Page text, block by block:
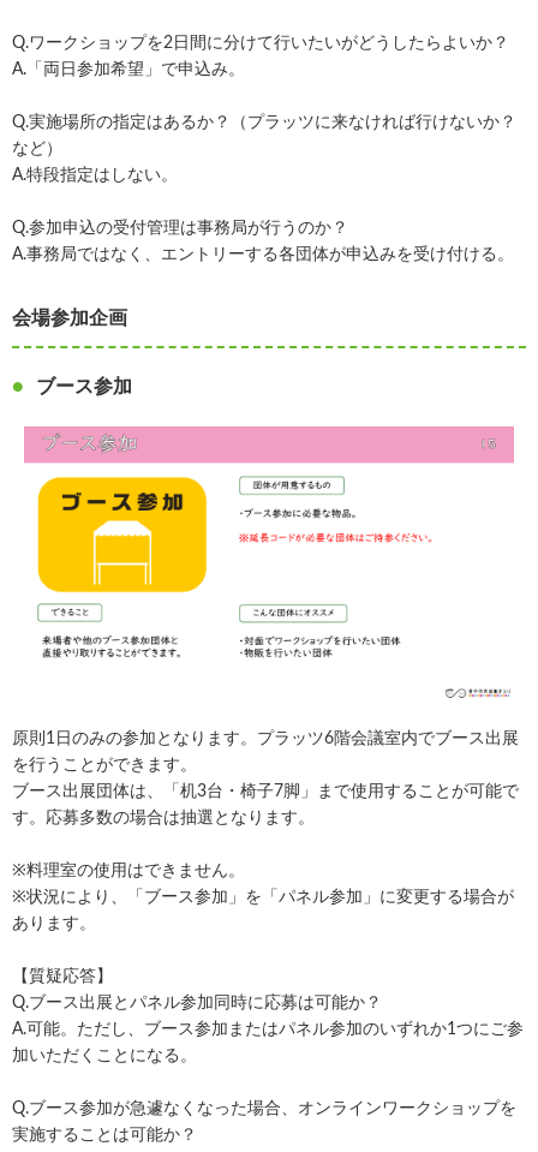
Q.ワークショップを2日間に分けて行いたいがどうしたらよいか？
A.「両日参加希望」で申込み。
Q.実施場所の指定はあるか？（プラッツに来なければ行けないか？
など）
A.特段指定はしない。
Q.参加申込の受付管理は事務局が行うのか？
A.事務局ではなく、エントリーする各団体が申込みを受け付ける。
会場参加企画
ブース参加
原則1日のみの参加となります。プラッツ6階会議室内でブース出展
を行うことができます。
ブース出展団体は、「机3台・椅子7脚」まで使用することが可能で
す。応募多数の場合は抽選となります。
※料理室の使用はできません。
※状況により、「ブース参加」を「パネル参加」に変更する場合が
あります。
【質疑応答】
Q.ブース出展とパネル参加同時に応募は可能か？
A.可能。ただし、ブース参加またはパネル参加のいずれか1つにご参
加いただくことになる。
Q.ブース参加が急遽なくなった場合、オンラインワークショップを
実施することは可能か？